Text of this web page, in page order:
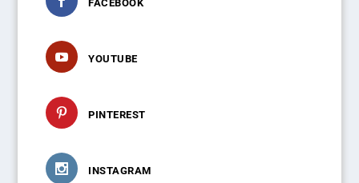
FACEBOOK
YOUTUBE
PINTEREST
INSTAGRAM